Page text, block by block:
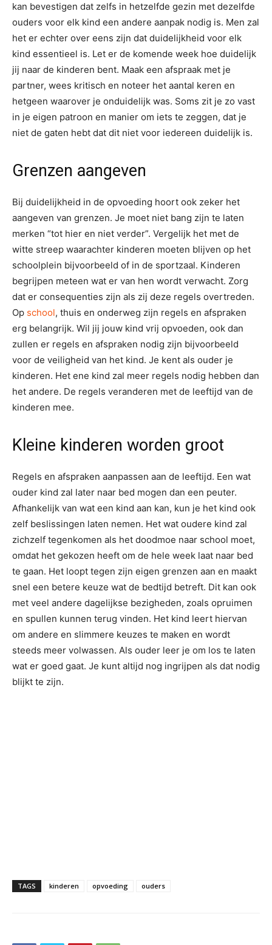
kan bevestigen dat zelfs in hetzelfde gezin met dezelfde
ouders voor elk kind een andere aanpak nodig is. Men zal
het er echter over eens zijn dat duidelijkheid voor elk
kind essentieel is. Let er de komende week hoe duidelijk
jij naar de kinderen bent. Maak een afspraak met je
partner, wees kritisch en noteer het aantal keren en
hetgeen waarover je onduidelijk was. Soms zit je zo vast
in je eigen patroon en manier om iets te zeggen, dat je
niet de gaten hebt dat dit niet voor iedereen duidelijk is.
Grenzen aangeven
Bij duidelijkheid in de opvoeding hoort ook zeker het
aangeven van grenzen. Je moet niet bang zijn te laten
merken “tot hier en niet verder”. Vergelijk het met de
witte streep waarachter kinderen moeten blijven op het
schoolplein bijvoorbeeld of in de sportzaal. Kinderen
begrijpen meteen wat er van hen wordt verwacht. Zorg
dat er consequenties zijn als zij deze regels overtreden.
Op school, thuis en onderweg zijn regels en afspraken
erg belangrijk. Wil jij jouw kind vrij opvoeden, ook dan
zullen er regels en afspraken nodig zijn bijvoorbeeld
voor de veiligheid van het kind. Je kent als ouder je
kinderen. Het ene kind zal meer regels nodig hebben dan
het andere. De regels veranderen met de leeftijd van de
kinderen mee.
Kleine kinderen worden groot
Regels en afspraken aanpassen aan de leeftijd. Een wat
ouder kind zal later naar bed mogen dan een peuter.
Afhankelijk van wat een kind aan kan, kun je het kind ook
zelf beslissingen laten nemen. Het wat oudere kind zal
zichzelf tegenkomen als het doodmoe naar school moet,
omdat het gekozen heeft om de hele week laat naar bed
te gaan. Het loopt tegen zijn eigen grenzen aan en maakt
snel een betere keuze wat de bedtijd betreft. Dit kan ook
met veel andere dagelijkse bezigheden, zoals opruimen
en spullen kunnen terug vinden. Het kind leert hiervan
om andere en slimmere keuzes te maken en wordt
steeds meer volwassen. Als ouder leer je om los te laten
wat er goed gaat. Je kunt altijd nog ingrijpen als dat nodig
blijkt te zijn.
TAGS kinderen opvoeding ouders